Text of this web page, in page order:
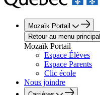
Mozaïk Portail
Retour au menu principal
Mozaïk Portail
Espace Élèves
Espace Parents
Clic école
Nous joindre